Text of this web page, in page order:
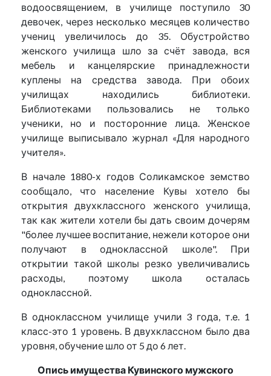
водоосвящением, в училище поступило 30
девочек, через несколько месяцев количество
учениц увеличилось до 35. Обустройство
женского училища шло за счёт завода, вся
мебель и канцелярские принадлежности
куплены на средства завода. При обоих
училищах находились библиотеки.
Библиотеками пользовались не только
ученики, но и посторонние лица. Женское
училище выписывало журнал «Для народного
учителя».
В начале 1880-х годов Соликамское земство
сообщало, что население Кувы хотело бы
открытия двухклассного женского училища,
так как жители хотели бы дать своим дочерям
"более лучшее воспитание, нежели которое они
получают в одноклассной школе". При
открытии такой школы резко увеличивались
расходы, поэтому школа осталась
одноклассной.
В одноклассном училище учили 3 года, т.е. 1
класс-это 1 уровень. В двухклассном было два
уровня, обучение шло от 5 до 6 лет.
Опись имущества Кувинского мужского